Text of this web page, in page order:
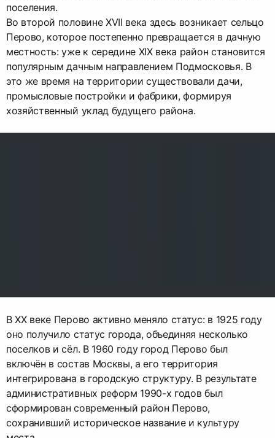
поселения.
Во второй половине XVII века здесь возникает сельцо
Перово, которое постепенно превращается в дачную
местность: уже к середине XIX века район становится
популярным дачным направлением Подмосковья. В
это же время на территории существовали дачи,
промысловые постройки и фабрики, формируя
хозяйственный уклад будущего района.
В XX веке Перово активно меняло статус: в 1925 году
оно получило статус города, объединяя несколько
поселков и сёл. В 1960 году город Перово был
включён в состав Москвы, а его территория
интегрирована в городскую структуру. В результате
административных реформ 1990-х годов был
сформирован современный район Перово,
сохранивший историческое название и культуру